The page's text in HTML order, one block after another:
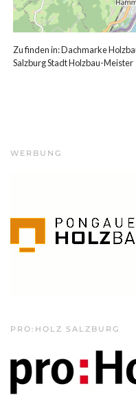
Zu finden in:Dachmarke
Salzburg Stadt Holzbau-Meister
WERBUNG
PRO:HOLZ SALZBURG